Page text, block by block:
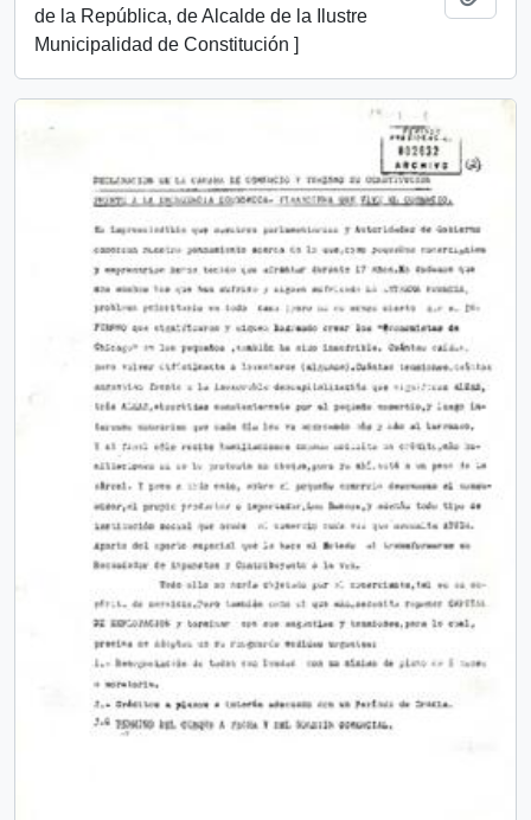
de la República, de Alcalde de la Ilustre
Municipalidad de Constitución ]